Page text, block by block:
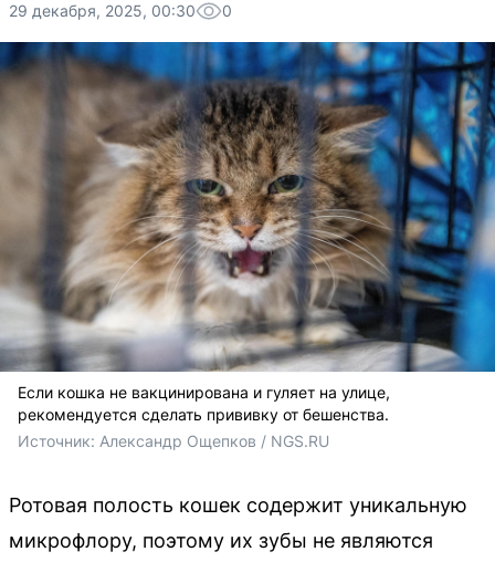
29 декабря, 2025, 00:30 0
Если кошка не вакцинирована и гуляет на улице,
рекомендуется сделать прививку от бешенства.
Источник: Александр Ощепков / NGS.RU
Ротовая полость кошек содержит уникальную
микрофлору, поэтому их зубы не являются